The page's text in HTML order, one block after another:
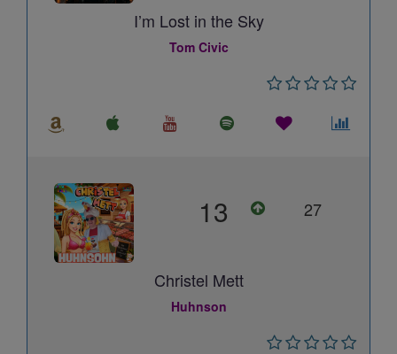
I’m Lost in the Sky
Tom Civic
13 27
Christel Mett
Huhnson